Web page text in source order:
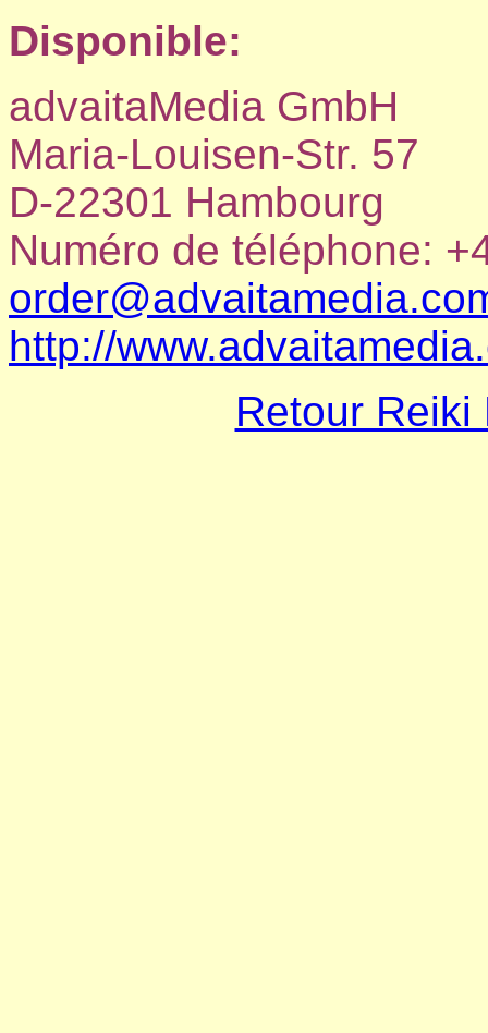
Disponible:
advaitaMedia GmbH
Maria-Louisen-Str. 57
D-22301 Hambourg
Numéro de téléphone:
http://
Retour Reiki